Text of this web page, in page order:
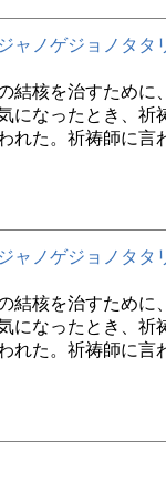
ャノゲジョノタタ
結核を治すために
になったとき、祈
れた。祈祷師に言
ャノゲジョノタタ
結核を治すために
になったとき、祈
れた。祈祷師に言